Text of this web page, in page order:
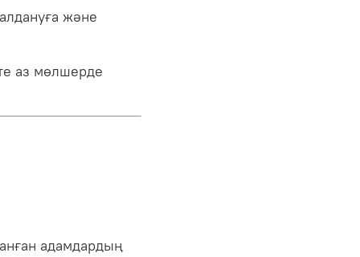
және
аз мөлшерде
адамдардың